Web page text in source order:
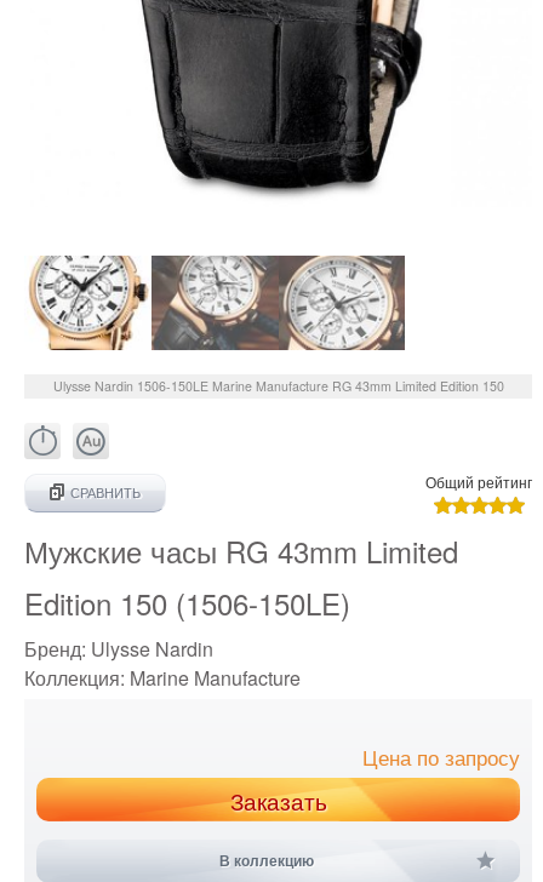
Ulysse Nardin 1506-150LE Marine Manufacture RG 43mm Limited Edition 150
СРАВНИТЬ
Общий рейтинг
Мужские часы RG 43mm Limited
Edition 150 (1506-150LE)
Бренд: Ulysse Nardin
Коллекция: Marine Manufacture
Цена по запросу
Заказать
В коллекцию